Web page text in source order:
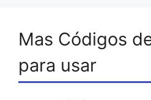
Mas Códigos
para usar